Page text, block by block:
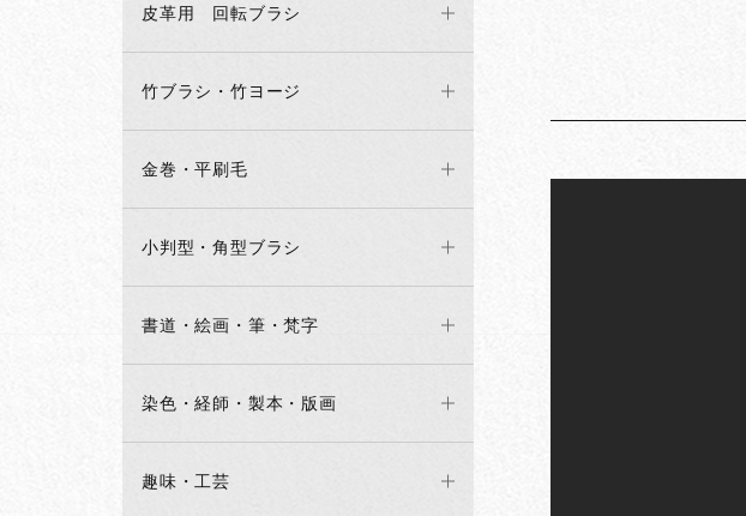
皮革用 回転ブラシ
竹ブラシ・竹ヨージ
金巻・平刷毛
小判型・角型ブラシ
書道・絵画・筆・梵字
染色・経師・製本・版画
趣味・工芸